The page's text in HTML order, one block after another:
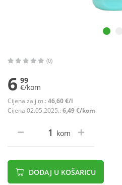
(0)
6 99
€/kom
Cijena za j.m.: 46,60 €/l
Cijena 02.05.2025.: 6,49 €/kom
kom
DODAJ U KOŠARICU